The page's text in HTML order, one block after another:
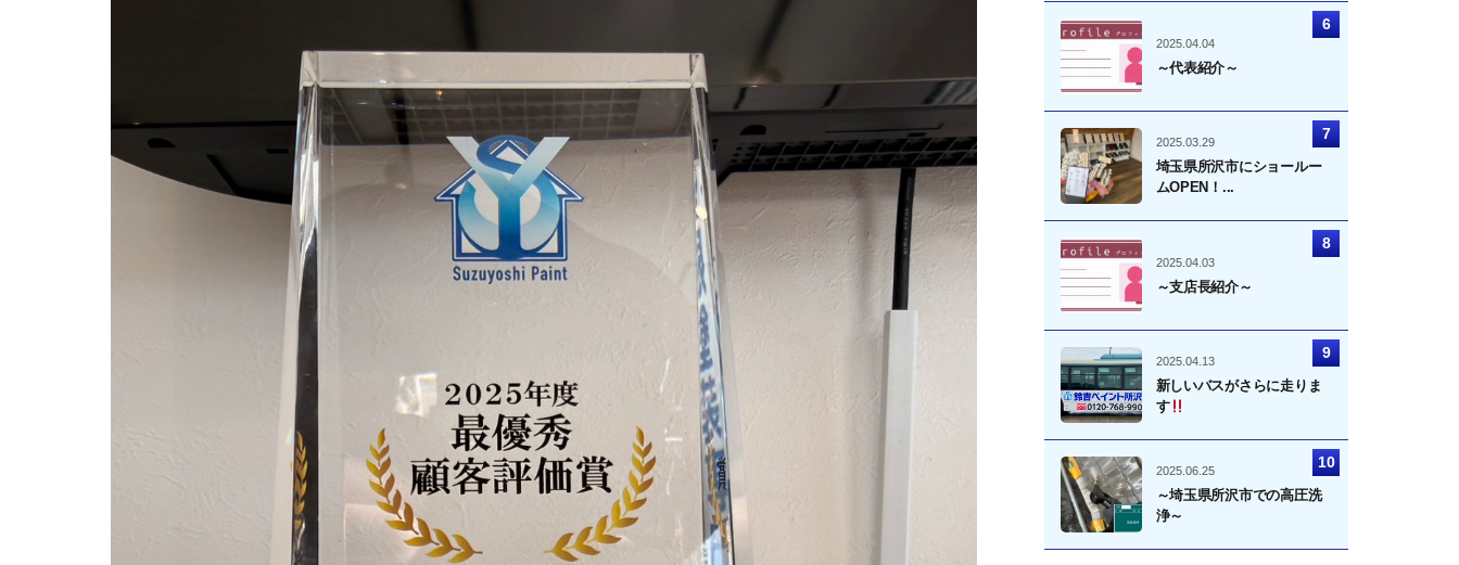
2025.04.04
～代表紹介～
2025.03.29
埼玉県所沢市にショールー
ムOPEN！...
2025.04.03
～支店長紹介～
2025.04.13
新しいバスがさらに走りま
す
2025.06.25
～埼玉県所沢市での高圧洗
浄～